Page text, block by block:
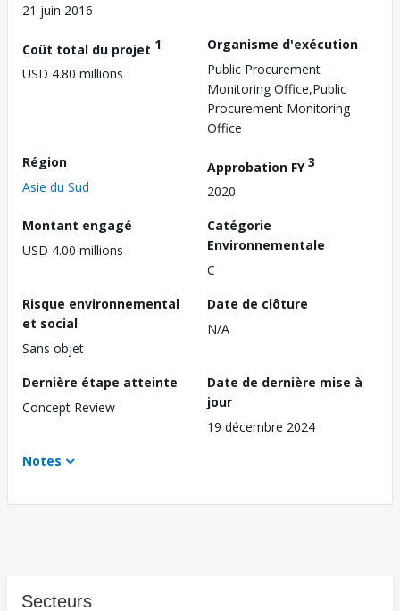
21 juin 2016
Coût total du projet 1
USD 4.80 millions
Organisme d'exécution
Public Procurement
Monitoring Office,Public
Procurement Monitoring
Office
Région
Asie du Sud
Approbation FY3
2020
Montant engagé
USD 4.00 millions
Catégorie
Environnementale
C
Risque environnemental
et social
Sans objet
Date de clôture
N/A
Dernière étape atteinte
Concept Review
Date de dernière mise à
jour
19 décembre 2024
Notes
Secteurs